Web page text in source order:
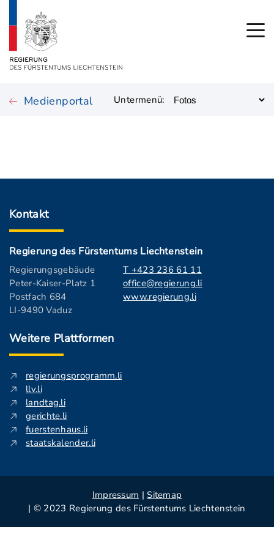
Medienportal Untermenü:
Kontakt
Regierung des Fürstentums Liechtenstein
Regierungsgebäude
Peter-Kaiser-Platz 1
Postfach 684
LI-9490 Vaduz
T +423 236 61 11
office@regierung.li
www.regierung.li
Weitere Plattformen
regierungsprogramm.li
llv.li
landtag.li
gerichte.li
fuerstenhaus.li
staatskalender.li
Impressum | Sitemap
| © 2023 Regierung des Fürstentums Liechtenstein